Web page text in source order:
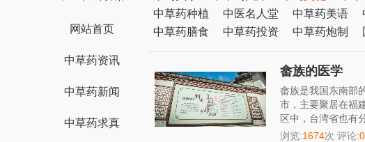
网站首页
中草药资讯
中草药新闻
中草药求真
中草药种植
中医名人堂 中草药美语
中草药膳食
中草药投资 中草药炮制
畲族的医学
畲族是我国东南部
市，主要聚居在福
区中，台湾省也有
浏览:1674次 评论:0